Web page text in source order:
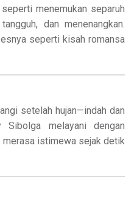
menemukan separuh
dan menenangkan.
seperti kisah romansa
setelah hujan—indah dan
melayani dengan
merasa istimewa sejak detik